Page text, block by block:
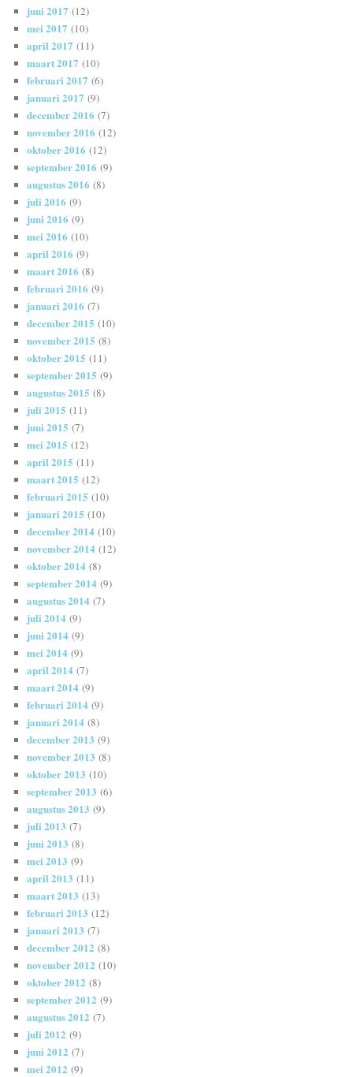
juni 2017 (12)
mei 2017 (10)
april 2017 (11)
maart 2017 (10)
februari 2017 (6)
januari 2017 (9)
december 2016 (7)
november 2016 (12)
oktober 2016 (12)
september 2016 (9)
augustus 2016 (8)
juli 2016 (9)
juni 2016 (9)
mei 2016 (10)
april 2016 (9)
maart 2016 (8)
februari 2016 (9)
januari 2016 (7)
december 2015 (10)
november 2015 (8)
oktober 2015 (11)
september 2015 (9)
augustus 2015 (8)
juli 2015 (11)
juni 2015 (7)
mei 2015 (12)
april 2015 (11)
maart 2015 (12)
februari 2015 (10)
januari 2015 (10)
december 2014 (10)
november 2014 (12)
oktober 2014 (8)
september 2014 (9)
augustus 2014 (7)
juli 2014 (9)
juni 2014 (9)
mei 2014 (9)
april 2014 (7)
maart 2014 (9)
februari 2014 (9)
januari 2014 (8)
december 2013 (9)
november 2013 (8)
oktober 2013 (10)
september 2013 (6)
augustus 2013 (9)
juli 2013 (7)
juni 2013 (8)
mei 2013 (9)
april 2013 (11)
maart 2013 (13)
februari 2013 (12)
januari 2013 (7)
december 2012 (8)
november 2012 (10)
oktober 2012 (8)
september 2012 (9)
augustus 2012 (7)
juli 2012 (9)
juni 2012 (7)
mei 2012 (9)